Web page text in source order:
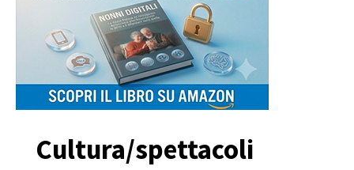
Cultura/spettacoli